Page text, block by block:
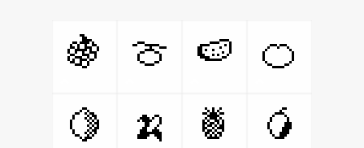
🍇 🍈 🍉
🍊
🍋
🍌 🍍
🥭